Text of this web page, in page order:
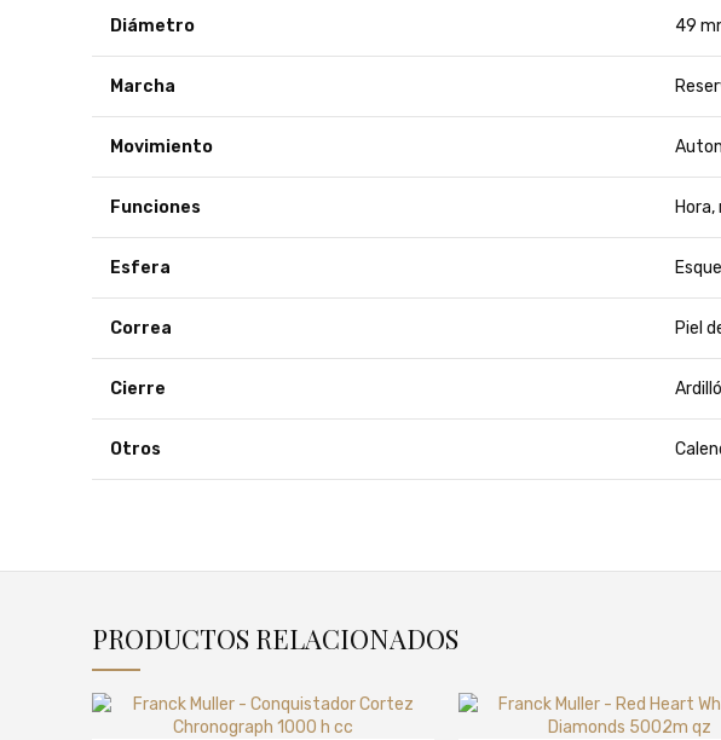
Diámetro 49
Marcha
Movimiento
Funciones
Esfera
Correa Piel
Cierre
Otros
PRODUCTOS RELACIONADOS